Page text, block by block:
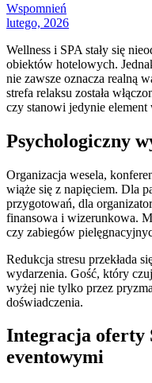
Wspomnień
lutego, 2026
Wellness i SPA stały się
obiektów hotelowych.
nie zawsze oznacza realną
strefa relaksu została
czy stanowi jedynie
Psychologiczny
Organizacja wesela,
wiąże się z napięciem. Dla
przygotowań, dla
finansowa i wizerunkowa.
czy zabiegów
Redukcja stresu przekłada
wydarzenia. Gość, który
wyżej nie tylko przez
doświadczenia.
Integracja oferty
eventowymi